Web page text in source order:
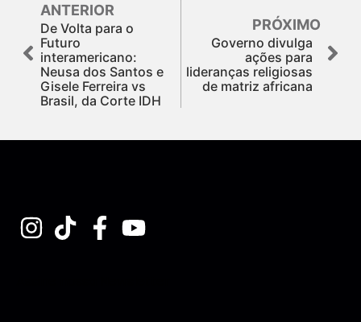
ANTERIOR
De Volta para o
Futuro
interamericano:
Neusa dos Santos e
Gisele Ferreira vs
Brasil, da Corte IDH
PRÓXIMO
Governo divulga
ações para
lideranças religiosas
de matriz africana